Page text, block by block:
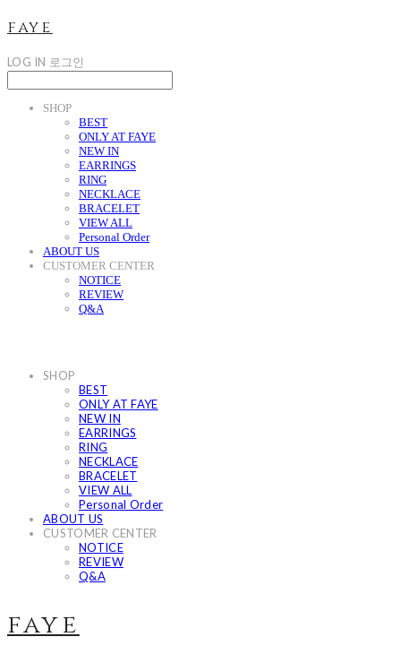
faye
LOG IN 로그인
SHOP
BEST
ONLY AT FAYE
NEW IN
EARRINGS
RING
NECKLACE
BRACELET
VIEW ALL
Personal Order
ABOUT US
CUSTOMER CENTER
NOTICE
REVIEW
Q&A
SHOP
BEST
ONLY AT FAYE
NEW IN
EARRINGS
RING
NECKLACE
BRACELET
VIEW ALL
Personal Order
ABOUT US
CUSTOMER CENTER
NOTICE
REVIEW
Q&A
faye